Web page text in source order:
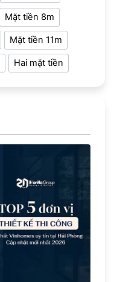
Mặt tiền 8m
Mặt tiền 11m
Hai mặt tiền